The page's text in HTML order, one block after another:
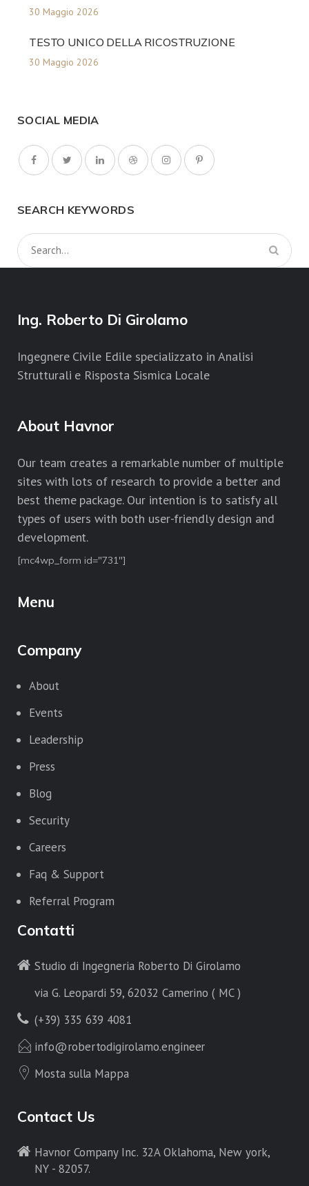
30 Maggio 2026
TESTO UNICO DELLA RICOSTRUZIONE
30 Maggio 2026
SOCIAL MEDIA
SEARCH KEYWORDS
Ing. Roberto Di Girolamo
Ingegnere Civile Edile specializzato in Analisi
Strutturali e Risposta Sismica Locale
About Havnor
Our team creates a remarkable number of multiple
sites with lots of research to provide a better and
best theme package. Our intention is to satisfy all
types of users with both user-friendly design and
development.
[mc4wp_form id="731"]
Menu
Company
About
Events
Leadership
Press
Blog
Security
Careers
Faq & Support
Referral Program
Contatti
Studio di Ingegneria Roberto Di Girolamo
via G. Leopardi 59, 62032 Camerino ( MC )
(+39) 335 639 4081
info@robertodigirolamo.engineer
Mosta sulla Mappa
Contact Us
Havnor Company Inc. 32A Oklahoma, New york,
NY - 82057.